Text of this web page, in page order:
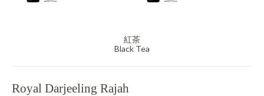
紅茶
Black Tea
Royal Darjeeling Rajah